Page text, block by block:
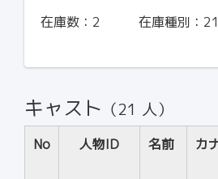
在庫数： 2 在庫種別： 21
キャスト （21 人）
No 人物ID 名前 カ